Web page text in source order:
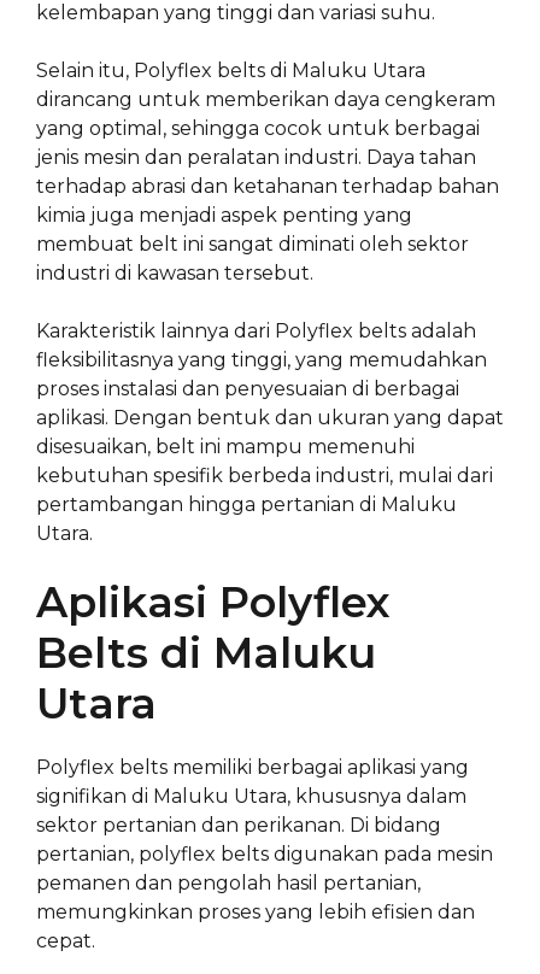
kelembapan yang tinggi dan variasi suhu.
Selain itu, Polyflex belts di Maluku Utara
dirancang untuk memberikan daya cengkeram
yang optimal, sehingga cocok untuk berbagai
jenis mesin dan peralatan industri. Daya tahan
terhadap abrasi dan ketahanan terhadap bahan
kimia juga menjadi aspek penting yang
membuat belt ini sangat diminati oleh sektor
industri di kawasan tersebut.
Karakteristik lainnya dari Polyflex belts adalah
fleksibilitasnya yang tinggi, yang memudahkan
proses instalasi dan penyesuaian di berbagai
aplikasi. Dengan bentuk dan ukuran yang dapat
disesuaikan, belt ini mampu memenuhi
kebutuhan spesifik berbeda industri, mulai dari
pertambangan hingga pertanian di Maluku
Utara.
Aplikasi Polyflex
Belts di Maluku
Utara
Polyflex belts memiliki berbagai aplikasi yang
signifikan di Maluku Utara, khususnya dalam
sektor pertanian dan perikanan. Di bidang
pertanian, polyflex belts digunakan pada mesin
pemanen dan pengolah hasil pertanian,
memungkinkan proses yang lebih efisien dan
cepat.